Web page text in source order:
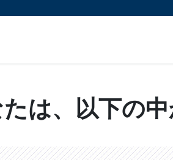
は、以下の